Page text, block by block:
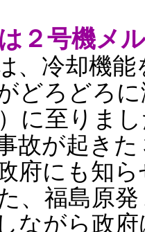
２号機メ
、冷却機能
どろどろ
に至りま
故が起き
府にも知
、福島原
ながら政